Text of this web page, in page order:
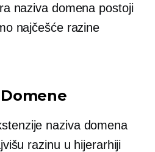
naziva domena postoji
najčešće razine
Domene
naziva domena
razinu u hijerarhiji